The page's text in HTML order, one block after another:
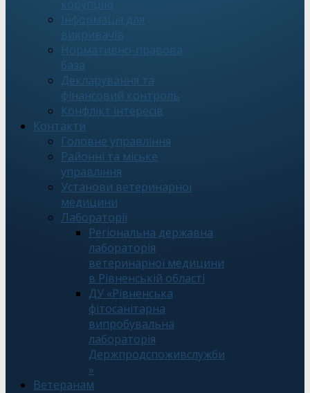
корупцію
Інформація для
викривачів
Нормативно-правова
база
Декларування та
фінансовий контроль
Конфлікт інтересів
Контакти
Головне управління
Районні та міське
управління
Установи ветеринарної
медицини
Лабораторії
Регіональна державна
лабораторія
ветеринарної медицини
в Рівненській області
ДУ «Рівненська
фітосанітарна
випробувальна
лабораторія
Держпродспоживслужби
»
Ветеранам